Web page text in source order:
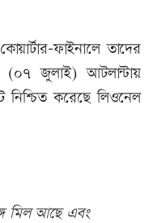
ফাইনালে তাদের
(০৭ জুলাই) আটলান্টায়
করেছে লিওনেল
মিল আছে এবং